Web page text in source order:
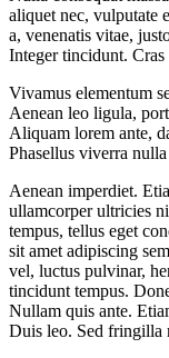
aliquet nec, vulputate
a, venenatis vitae,
Integer tincidunt. Cras
Vivamus elementum
Aenean leo ligula,
Aliquam lorem ante,
Phasellus viverra
Aenean imperdiet.
ullamcorper ultricies
tempus, tellus eget
sit amet adipiscing
vel, luctus pulvinar,
tincidunt tempus.
Nullam quis ante.
Duis leo. Sed fringilla